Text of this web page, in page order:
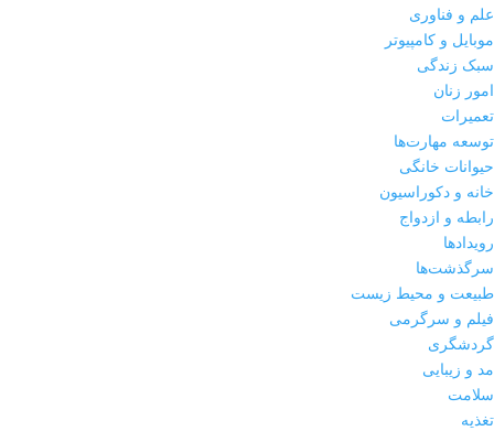
علم و فناوری
موبایل و کامپیوتر
سبک زندگی
امور زنان
تعمیرات
توسعه مهارت‌ها
حیوانات خانگی
خانه و دکوراسیون
رابطه و ازدواج
رویدادها
سرگذشت‌ها
طبیعت و محیط زیست
فیلم و سرگرمی
گردشگری
مد و زیبایی
سلامت
تغذیه